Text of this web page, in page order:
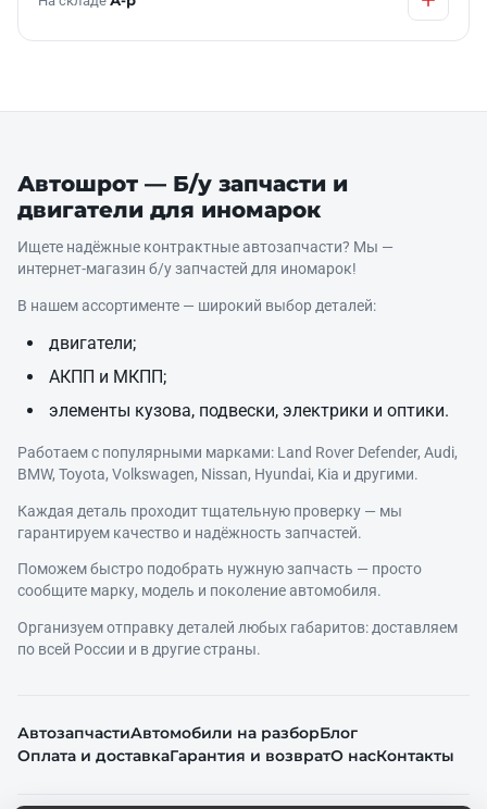
Автошрот — Б/у запчасти и
двигатели для иномарок
Ищете надёжные контрактные автозапчасти? Мы —
интернет‑магазин б/у запчастей для иномарок!
В нашем ассортименте — широкий выбор деталей:
двигатели;
АКПП и МКПП;
элементы кузова, подвески, электрики и оптики.
Работаем с популярными марками: Land Rover Defender, Audi,
BMW, Toyota, Volkswagen, Nissan, Hyundai, Kia и другими.
Каждая деталь проходит тщательную проверку — мы
гарантируем качество и надёжность запчастей.
Поможем быстро подобрать нужную запчасть — просто
сообщите марку, модель и поколение автомобиля.
Организуем отправку деталей любых габаритов: доставляем
по всей России и в другие страны.
АвтозапчастиАвтомобили на разборБлог
Оплата и доставкаГарантия и возвратО насКонтакты